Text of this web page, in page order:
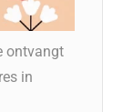
ontvangt
in